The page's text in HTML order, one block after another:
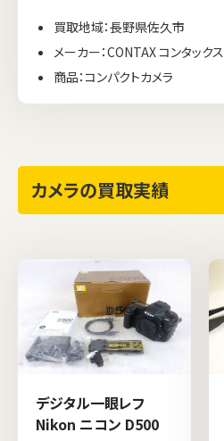
買取地域：長野県佐久市
メーカー：CONTAX コンタックス
商品：コンパクトカメラ
カメラの買取実績
デジタル一眼レフ
Nikon ニコン D500